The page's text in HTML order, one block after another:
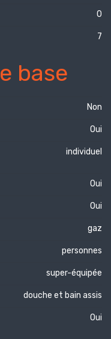
0
7
base
Non
Oui
individuel
Oui
Oui
gaz
personnes
super-équipée
douche et bain assis
Oui